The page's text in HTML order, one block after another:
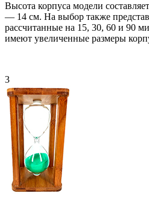
Высота корпуса модели
— 14 см. На выбор также
рассчитанные на 15, 30, 60 и 90
имеют увеличенные размеры
3